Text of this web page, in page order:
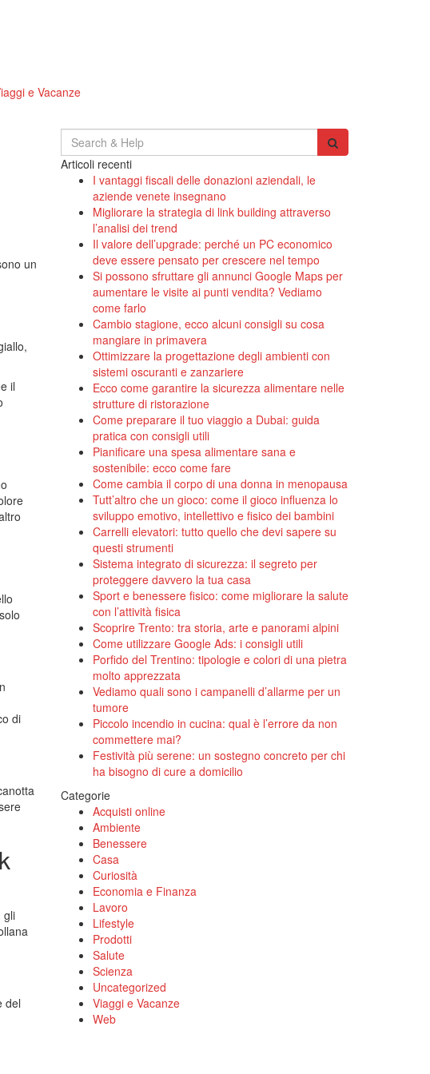
e Vacanze
un
il
di
gli
del
Search
for:
Articoli recenti
I vantaggi fiscali delle donazioni aziendali, le
aziende venete insegnano
Migliorare la strategia di link building attraverso
l’analisi dei trend
Il valore dell’upgrade: perché un PC economico
deve essere pensato per crescere nel tempo
Si possono sfruttare gli annunci Google Maps per
aumentare le visite ai punti vendita? Vediamo
come farlo
Cambio stagione, ecco alcuni consigli su cosa
mangiare in primavera
Ottimizzare la progettazione degli ambienti con
sistemi oscuranti e zanzariere
Ecco come garantire la sicurezza alimentare nelle
strutture di ristorazione
Come preparare il tuo viaggio a Dubai: guida
pratica con consigli utili
Pianificare una spesa alimentare sana e
sostenibile: ecco come fare
Come cambia il corpo di una donna in menopausa
Tutt’altro che un gioco: come il gioco influenza lo
sviluppo emotivo, intellettivo e fisico dei bambini
Carrelli elevatori: tutto quello che devi sapere su
questi strumenti
Sistema integrato di sicurezza: il segreto per
proteggere davvero la tua casa
Sport e benessere fisico: come migliorare la salute
con l’attività fisica
Scoprire Trento: tra storia, arte e panorami alpini
Come utilizzare Google Ads: i consigli utili
Porfido del Trentino: tipologie e colori di una pietra
molto apprezzata
Vediamo quali sono i campanelli d’allarme per un
tumore
Piccolo incendio in cucina: qual è l’errore da non
commettere mai?
Festività più serene: un sostegno concreto per chi
ha bisogno di cure a domicilio
Categorie
Acquisti online
Ambiente
Benessere
Casa
Curiosità
Economia e Finanza
Lavoro
Lifestyle
Prodotti
Salute
Scienza
Uncategorized
Viaggi e Vacanze
Web